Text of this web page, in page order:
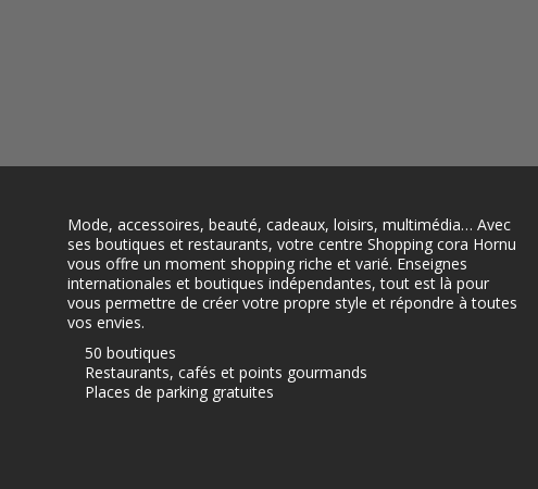
Mode, accessoires, beauté, cadeaux, loisirs, multimédia… Avec
ses boutiques et restaurants, votre centre Shopping cora Hornu
vous offre un moment shopping riche et varié. Enseignes
internationales et boutiques indépendantes, tout est là pour
vous permettre de créer votre propre style et répondre à toutes
vos envies.
50 boutiques
Restaurants, cafés et points gourmands
Places de parking gratuites